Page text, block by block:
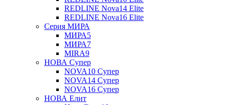
REDLINE Nova14 Elite
REDLINE Nova16 Elite
Серия МИРА
МИРА5
МИРА7
MIRA9
НОВА Супер
NOVA10 Супер
NOVA14 Супер
NOVA16 Супер
НОВА Елит